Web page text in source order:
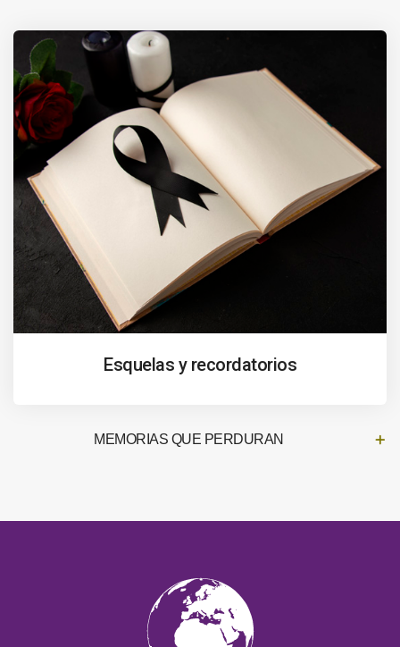
Esquelas y recordatorios
MEMORIAS QUE PERDURAN